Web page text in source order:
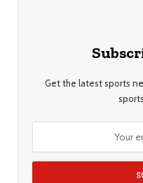
Get the latest sports